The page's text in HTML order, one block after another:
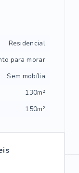
Residencial
para morar
Sem mobília
130m²
150m²